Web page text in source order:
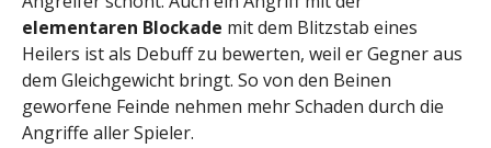
elementaren Blockade mit dem Blitzstab eines
Heilers ist als Debuff zu bewerten, weil er Gegner aus
dem Gleichgewicht bringt. So von den Beinen
geworfene Feinde nehmen mehr Schaden durch die
Angriffe aller Spieler.